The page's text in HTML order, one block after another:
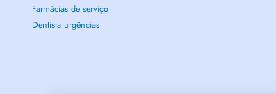
Farmácias de serviço
Dentista urgências